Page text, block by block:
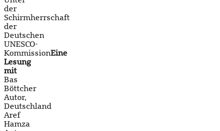
der
Schirmherrschaft
der
Deutschen
UNESCO-
KommissionEine
Lesung
mit
Bas
Böttcher
Autor,
Deutschland
Aref
Hamza